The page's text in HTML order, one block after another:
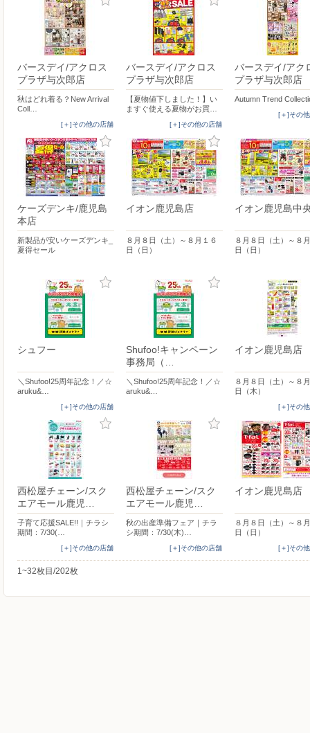
バースデイ/アクロス
プラザ与次郎店
秋はどれ着る？New Arrival
Coll…
[＋]その他の店舗
バースデイ/アクロス
プラザ与次郎店
【夏物値下しました！】い
ますぐ使える夏物がお買…
[＋]その他の店舗
バースデイ/アク
プラザ与次郎店
Autumn Trend
[＋]その
ケーズデンキ/鹿児島
本店
新製品が安いケーズデンキ_
夏得セール
イオン鹿児島店
８月８日（土）～８月１６
日（日）
イオン鹿児島中
８月８日（土）～８
日（日）
シュフー
＼Shufoo!25周年記念！／☆
aruku&…
[＋]その他の店舗
Shufoo!キャンペーン
事務局（…
＼Shufoo!25周年記念！／☆
aruku&…
イオン鹿児島店
８月８日（土）～８
日（木）
[＋]その
西松屋チェーン/スク
エアモール鹿児…
子育て応援SALE!!｜チラシ
期間：7/30(…
[＋]その他の店舗
西松屋チェーン/スク
エアモール鹿児…
秋の出産準備フェア｜チラ
シ期間：7/30(木)…
[＋]その他の店舗
イオン鹿児島店
８月８日（土）～８
日（日）
[＋]その
1~32枚目/202枚